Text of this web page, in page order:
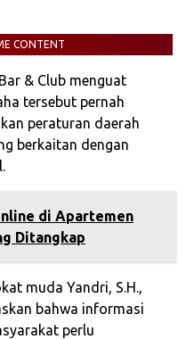
CONTENT
& Club menguat
tersebut pernah
peraturan daerah
berkaitan dengan
di Apartemen
Ditangkap
muda Yandri, S.H.,
bahwa informasi
perlu